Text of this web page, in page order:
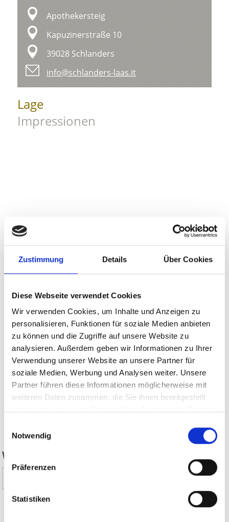
Zustimmung Details Über Cookies
Diese Webseite verwendet Cookies
Wir verwenden Cookies, um Inhalte und Anzeigen zu
personalisieren, Funktionen für soziale Medien anbieten
zu können und die Zugriffe auf unsere Website zu
analysieren. Außerdem geben wir Informationen zu Ihrer
Verwendung unserer Website an unsere Partner für
soziale Medien, Werbung und Analysen weiter. Unsere
Partner führen diese Informationen möglicherweise mit
weiteren Daten zusammen, die Sie ihnen bereitgestellt
Notwendig
Präferenzen
Statistiken
Apothekersteig
Kapuzinerstraße 10
39028 Schlanders
info@schlanders-laas.it
Lage
Impressionen
WAR DER INHALT FÜR SIE HILFREICH?